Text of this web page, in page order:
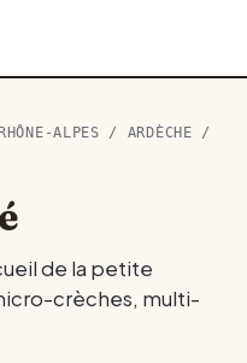
ALPES / ARDÈCHE /
de la petite
crèches, multi-